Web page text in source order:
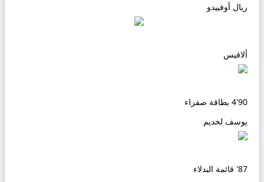
ريال أوفييدو
ألافيس
90'
4 بطاقة صفراء
يوسف لخديم
87' قائمة البدلاء